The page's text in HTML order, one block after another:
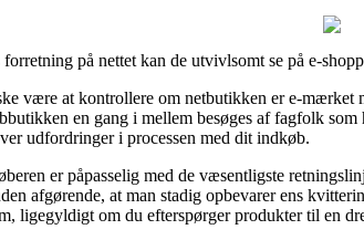
på nettet kan de utvivlsomt se på e-
være at kontrollere om netbutikken er e-
en gang i mellem besøges af fagfolk
udfordringer i processen med dit indkøb.
er påpasselig med de væsentligste
afgørende, at man stadig opbevarer ens
ligegyldigt om du efterspørger produkter til en